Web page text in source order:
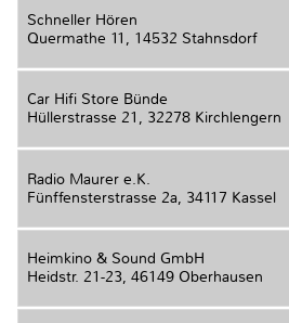
Schneller Hören
Quermathe 11, 14532 Stahnsdorf
Car Hifi Store Bünde
Hüllerstrasse 21, 32278 Kirchlengern
Radio Maurer e.K.
Fünffensterstrasse 2a, 34117 Kassel
Heimkino & Sound GmbH
Heidstr. 21-23, 46149 Oberhausen